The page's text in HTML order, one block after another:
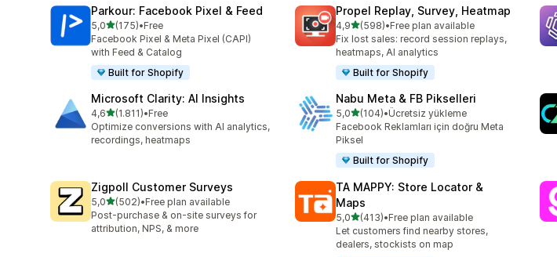
Parkour: Facebook Pixel & Feed
5,05 yıldız üzerinden
(175)
toplam 175 değerlendirme
•Free
Facebook Pixel & Meta Pixel (CAPI)
with Feed & Catalog
Built for Shopify
Propel Replay, Survey, Heatmap
4,95 yıldız üzerinden
(598)
toplam 598 değerlendirme
•Free plan available
Fix lost sales: record session replays,
heatmaps, AI analytics
Built for Shopify
Microsoft Clarity: AI Insights
4,65 yıldız üzerinden
(1.811)
toplam 1811 değerlendirme
•Free
Optimize conversions with AI analytics,
recordings, heatmaps
Nabu Meta & FB Pikselleri
5,05 yıldız üzerinden
(104)
toplam 104 değerlendirme
•Ücretsiz yükleme
Facebook Reklamları için doğru Meta
Piksel
Built for Shopify
Zigpoll Customer Surveys
5,05 yıldız üzerinden
(502)
toplam 502 değerlendirme
•Free plan available
Post-purchase & on-site surveys for
attribution, NPS, & more
TA MAPPY: Store Locator &
Maps
5,05 yıldız üzerinden
(413)
toplam 413 değerlendirme
•Free plan available
Let customers find nearby stores,
dealers, stockists on map